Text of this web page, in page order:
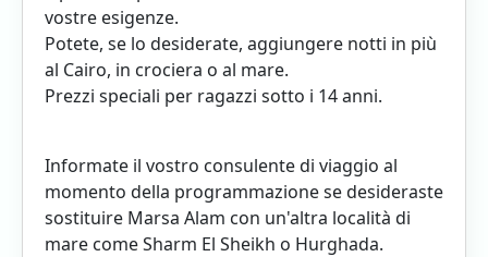
vostre esigenze.
Potete, se lo desiderate, aggiungere notti in più
al Cairo, in crociera o al mare.
Prezzi speciali per ragazzi sotto i 14 anni.
Informate il vostro consulente di viaggio al
momento della programmazione se desideraste
sostituire Marsa Alam con un'altra località di
mare come Sharm El Sheikh o Hurghada.